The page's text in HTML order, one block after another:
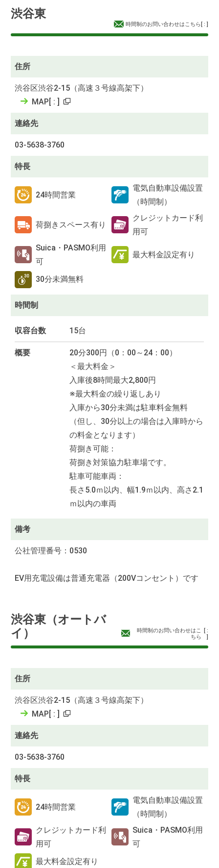
渋谷東
時間制のお問い合わせはこちら :
住所
渋谷区渋谷2-15（高速３号線高架下）
MAP [ : ]
連絡先
03-5638-3760
特長
24時間営業
電気自動車設備設置
（時間制）
荷捌きスペース有り
クレジットカード利
用可
Suica・PASMO利用
可
最大料金設定有り
30分未満無料
時間制
収容台数 15台
概要
20分300円（0：00～24：00）
＜最大料金＞
入庫後8時間最大2,800円
※最大料金の繰り返しあり
入庫から30分未満は駐車料金無料
（但し、30分以上の場合は入庫時から
の料金となります）
荷捌き可能：
荷捌き対策協力駐車場です。
駐車可能車両：
長さ5.0ｍ以内、幅1.9ｍ以内、高さ2.1
ｍ以内の車両
備考
公社管理番号：0530
EV用充電設備は普通充電器（200Vコンセント）です
渋谷東（オートバ
イ）
時間制のお問い合わせはこ
ちら
[:
]
住所
渋谷区渋谷2-15（高速３号線高架下）
MAP [ : ]
連絡先
03-5638-3760
特長
24時間営業
電気自動車設備設置
（時間制）
クレジットカード利
用可
Suica・PASMO利用
可
最大料金設定有り